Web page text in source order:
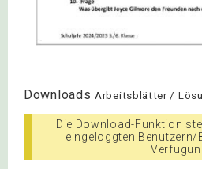
Downloads Arbeitsblätter /
Die Download-Funktion
eingeloggten Benutzern/